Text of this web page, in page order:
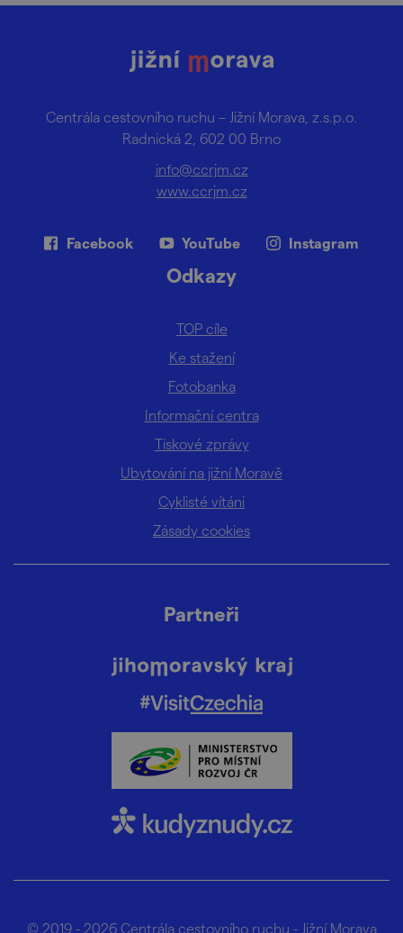
Centrála cestovního ruchu – Jižní Morava, z.s.p.o.
Radnická 2, 602 00 Brno
info@ccrjm.cz
www.ccrjm.cz
Facebook YouTube Instagram
Odkazy
TOP cíle
Ke stažení
Fotobanka
Informační centra
Tiskové zprávy
Ubytování na jižní Moravě
Cyklisté vítáni
Zásady cookies
Partneři
© 2019 - 2026 Centrála cestovního ruchu - Jižní Morava